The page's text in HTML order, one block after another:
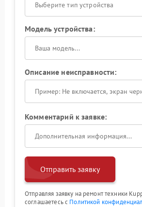
Выберите тип устройства
Модель устройства:
Описание неисправности:
Комментарий к заявке:
Отправить заявку
Отправляя заявку на ремонт техники
соглашаетесь с Политикой